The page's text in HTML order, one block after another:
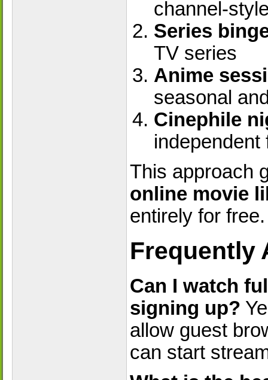
channel-
Series
TV series
Anime
seasonal
Cinephile
independent
This approach
online movie
entirely for free.
Frequently
Can I watch
signing up?
allow guest
can start